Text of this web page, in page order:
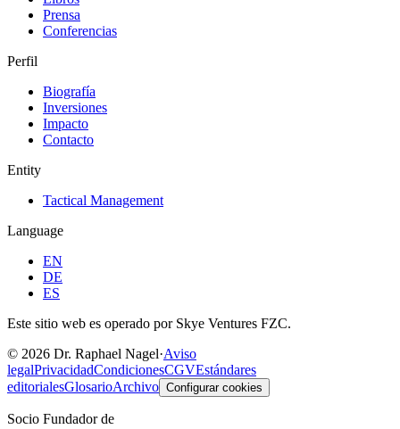
Prensa
Conferencias
Perfil
Biografía
Inversiones
Impacto
Contacto
Entity
Tactical Management
Language
EN
DE
ES
Este sitio web es operado por Skye Ventures FZC.
© 2026 Dr. Raphael Nagel·Aviso
legalPrivacidadCondicionesCGVEstándares
editorialesGlosarioArchivo Configurar cookies
Socio Fundador de